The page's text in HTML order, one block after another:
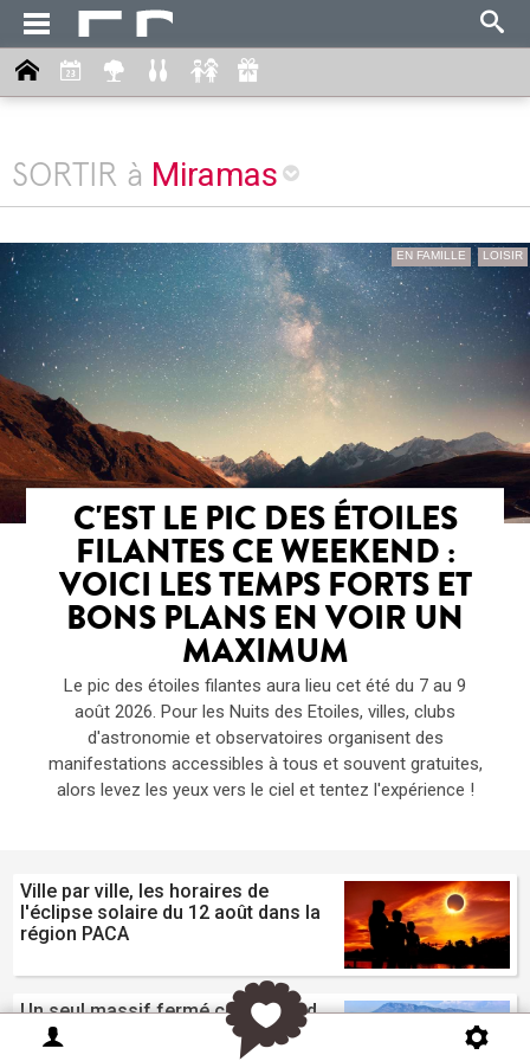
SORTIR à Miramas
EN FAMILLE LOISIR
C'EST LE PIC DES ÉTOILES
FILANTES CE WEEKEND :
VOICI LES TEMPS FORTS ET
BONS PLANS EN VOIR UN
MAXIMUM
Le pic des étoiles filantes aura lieu cet été du 7 au 9
août 2026. Pour les Nuits des Etoiles, villes, clubs
d'astronomie et observatoires organisent des
manifestations accessibles à tous et souvent gratuites,
alors levez les yeux vers le ciel et tentez l'expérience !
Ville par ville, les horaires de
l'éclipse solaire du 12 août dans la
région PACA
Un seul massif fermé ce weekend
dans la région : le Haut Var